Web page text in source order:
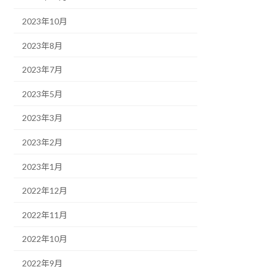
2023年10月
2023年8月
2023年7月
2023年5月
2023年3月
2023年2月
2023年1月
2022年12月
2022年11月
2022年10月
2022年9月